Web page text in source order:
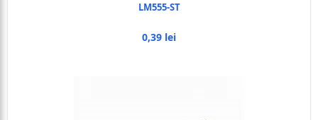
LM555-ST
0,39 lei